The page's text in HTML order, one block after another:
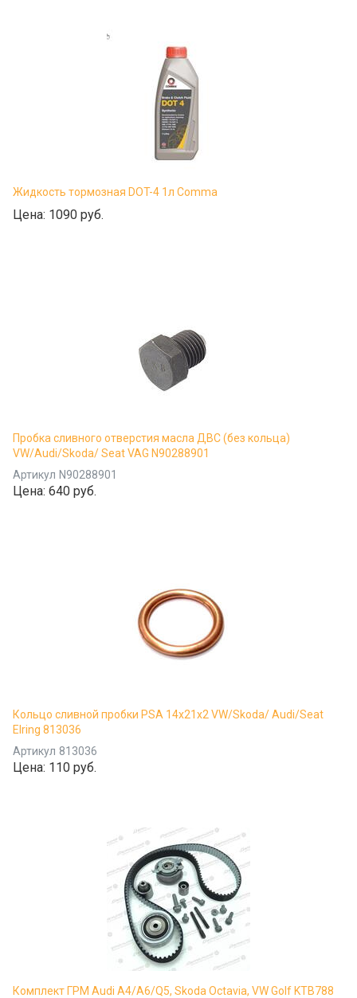
Жидкость тормозная DOT-4 1л Comma
Цена: 1090 руб.
Пробка сливного отверстия масла ДВС (без кольца)
VW/Audi/Skoda/ Seat VAG N90288901
Артикул N90288901
Цена: 640 руб.
Кольцо сливной пробки PSA 14x21x2 VW/Skoda/ Audi/Seat
Elring 813036
Артикул 813036
Цена: 110 руб.
Комплект ГРМ Audi A4/A6/Q5, Skoda Octavia, VW Golf KTB788